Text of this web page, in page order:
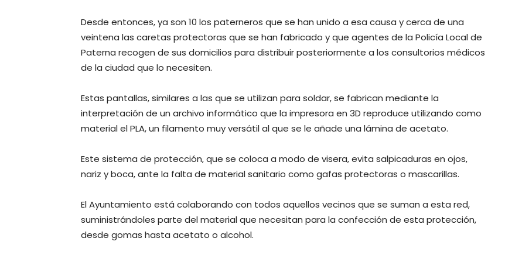
Desde entonces, ya son 10 los paterneros que se han unido a esa causa y cerca de una
veintena las caretas protectoras que se han fabricado y que agentes de la Policía Local de
Paterna recogen de sus domicilios para distribuir posteriormente a los consultorios médicos
de la ciudad que lo necesiten.
Estas pantallas, similares a las que se utilizan para soldar, se fabrican mediante la
interpretación de un archivo informático que la impresora en 3D reproduce utilizando como
material el PLA, un filamento muy versátil al que se le añade una lámina de acetato.
Este sistema de protección, que se coloca a modo de visera, evita salpicaduras en ojos,
nariz y boca, ante la falta de material sanitario como gafas protectoras o mascarillas.
El Ayuntamiento está colaborando con todos aquellos vecinos que se suman a esta red,
suministrándoles parte del material que necesitan para la confección de esta protección,
desde gomas hasta acetato o alcohol.